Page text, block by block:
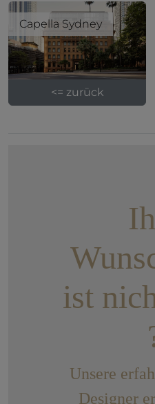
Capella Sydney
<= zurück
ist
Unsere
Designer